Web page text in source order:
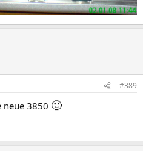
#389
neue 3850 🙂